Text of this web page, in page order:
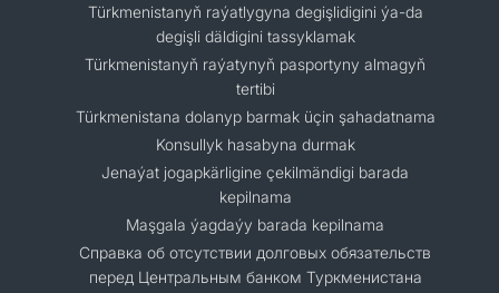
Türkmenistanyň raýatlygyna degişlidigini ýa-da
degişli däldigini tassyklamak
Türkmenistanyň raýatynyň pasportyny almagyň
tertibi
Türkmenistana dolanyp barmak üçin şahadatnama
Konsullyk hasabyna durmak
Jenaýat jogapkärligine çekilmändigi barada
kepilnama
Maşgala ýagdaýy barada kepilnama
Cправка об отсутствии долговых обязательств
перед Центральным банком Туркменистана